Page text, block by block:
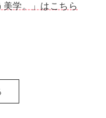
学。」はこちら